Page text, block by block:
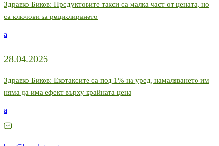
Здравко Биков: Продуктовите такси са малка част от цената, но
са ключови за рециклирането
a
28.04.2026
Здравко Биков: Екотаксите са под 1% на уред, намаляването им
няма да има ефект върху крайната цена
a